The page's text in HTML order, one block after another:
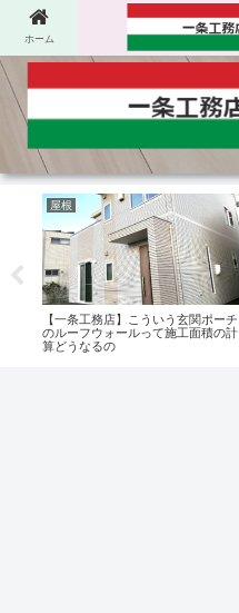
屋根
【一条工務店】こういう玄関ポーチ
のルーフウォールって施工面積の計
算どうなるの
ホーム